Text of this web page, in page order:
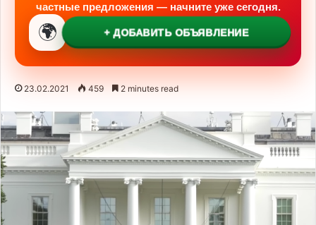
частные предложения — начните уже сегодня.
🌍 + ДОБАВИТЬ ОБЪЯВЛЕНИЕ
23.02.2021 459 2 minutes read